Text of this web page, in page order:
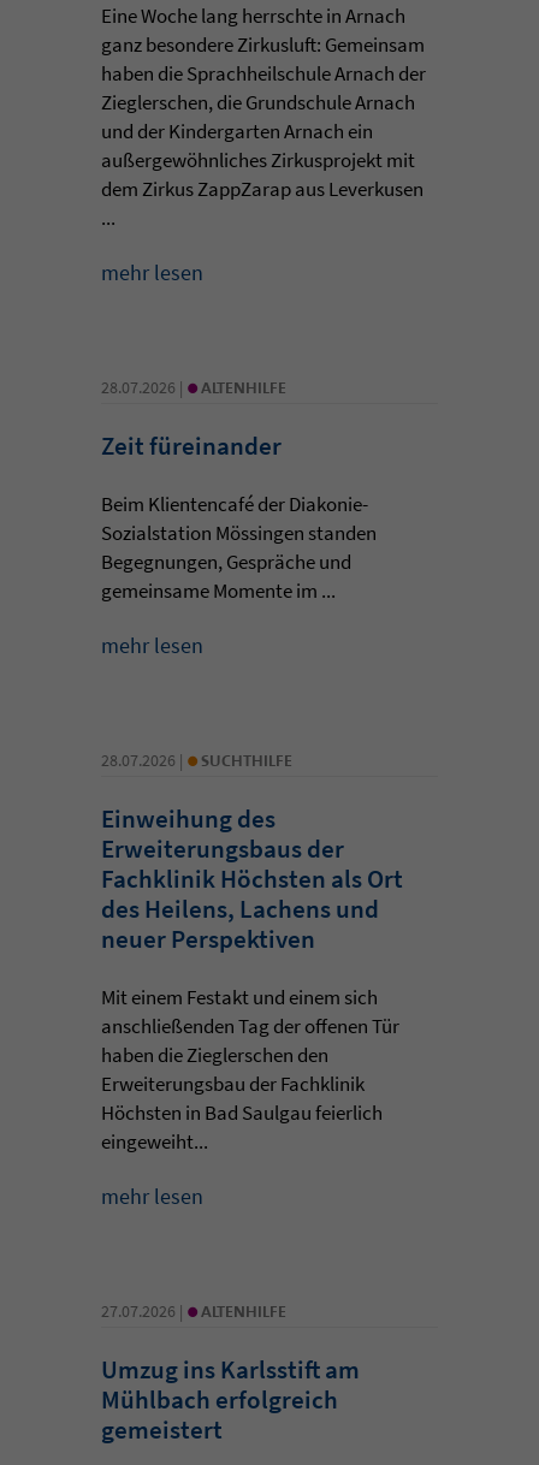
Eine Woche lang herrschte in Arnach
ganz besondere Zirkusluft: Gemeinsam
haben die Sprachheilschule Arnach der
Zieglerschen, die Grundschule Arnach
und der Kindergarten Arnach ein
außergewöhnliches Zirkusprojekt mit
dem Zirkus ZappZarap aus Leverkusen
...
mehr lesen
28.07.2026 | • ALTENHILFE
Zeit füreinander
Beim Klientencafé der Diakonie-
Sozialstation Mössingen standen
Begegnungen, Gespräche und
gemeinsame Momente im ...
mehr lesen
28.07.2026 | • SUCHTHILFE
Einweihung des
Erweiterungsbaus der
Fachklinik Höchsten als Ort
des Heilens, Lachens und
neuer Perspektiven
Mit einem Festakt und einem sich
anschließenden Tag der offenen Tür
haben die Zieglerschen den
Erweiterungsbau der Fachklinik
Höchsten in Bad Saulgau feierlich
eingeweiht...
mehr lesen
27.07.2026 | • ALTENHILFE
Umzug ins Karlsstift am
Mühlbach erfolgreich
gemeistert